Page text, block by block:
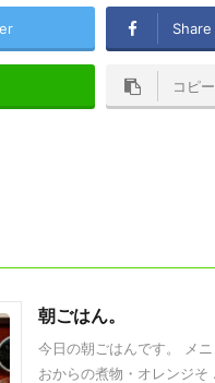
Share
コピ
朝ごはん。
今日の朝ごはんです。 メ
おからの煮物・オレンジそ